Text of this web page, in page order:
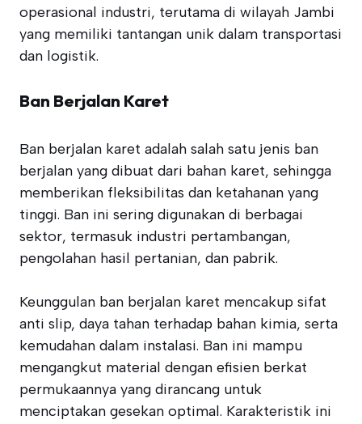
operasional industri, terutama di wilayah Jambi
yang memiliki tantangan unik dalam transportasi
dan logistik.
Ban Berjalan Karet
Ban berjalan karet adalah salah satu jenis ban
berjalan yang dibuat dari bahan karet, sehingga
memberikan fleksibilitas dan ketahanan yang
tinggi. Ban ini sering digunakan di berbagai
sektor, termasuk industri pertambangan,
pengolahan hasil pertanian, dan pabrik.
Keunggulan ban berjalan karet mencakup sifat
anti slip, daya tahan terhadap bahan kimia, serta
kemudahan dalam instalasi. Ban ini mampu
mengangkut material dengan efisien berkat
permukaannya yang dirancang untuk
menciptakan gesekan optimal. Karakteristik ini